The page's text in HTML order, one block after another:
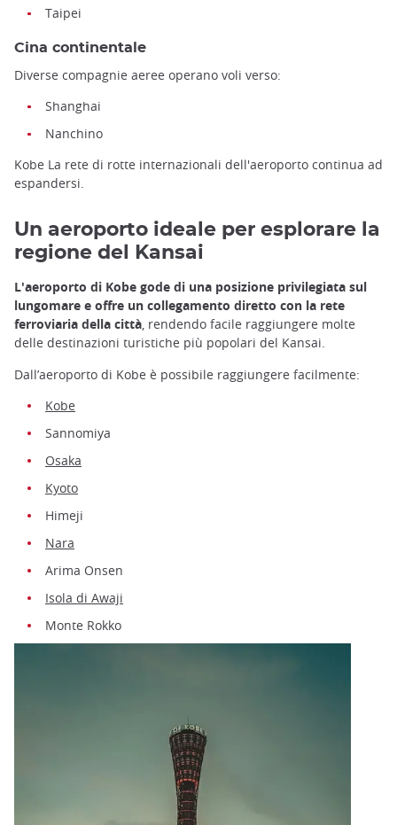
Taipei
Cina continentale
Diverse compagnie aeree operano voli verso:
Shanghai
Nanchino
Kobe La rete di rotte internazionali dell'aeroporto continua ad
espandersi.
Un aeroporto ideale per esplorare la
regione del Kansai
L'aeroporto di Kobe gode di una posizione privilegiata sul
lungomare e offre un collegamento diretto con la rete
ferroviaria della città, rendendo facile raggiungere molte
delle destinazioni turistiche più popolari del Kansai.
Dall’aeroporto di Kobe è possibile raggiungere facilmente:
Kobe
Sannomiya
Osaka
Kyoto
Himeji
Nara
Arima Onsen
Isola di Awaji
Monte Rokko